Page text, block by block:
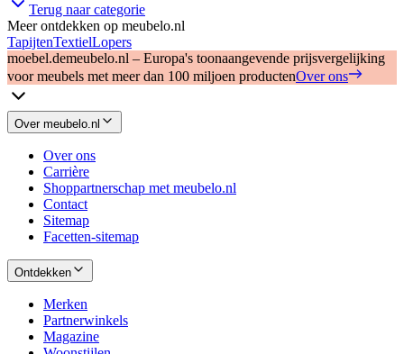
Terug naar categorie
Meer ontdekken op meubelo.nl
TapijtenTextielLopers
moebel.demeubelo.nl – Europa's toonaangevende prijsvergelijking
voor meubels met meer dan 100 miljoen productenOver ons
Over meubelo.nl
Over ons
Carrière
Shoppartnerschap met meubelo.nl
Contact
Sitemap
Facetten-sitemap
Ontdekken
Merken
Partnerwinkels
Magazine